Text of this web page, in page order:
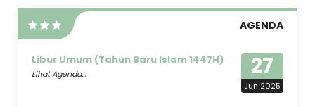
AGENDA
27
Jun 2025
Libur Umum (Tahun Baru Islam 1447H)
Lihat Agenda...